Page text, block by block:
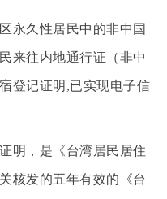
久性居民中的非中国
来往内地通行证（非中
登记证明,已实现电子信
，是《台湾居民居住
核发的五年有效的《台